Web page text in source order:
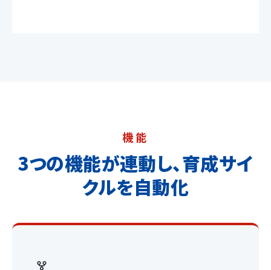
機能
3つの機能が連動し、育成サイ
クルを自動化